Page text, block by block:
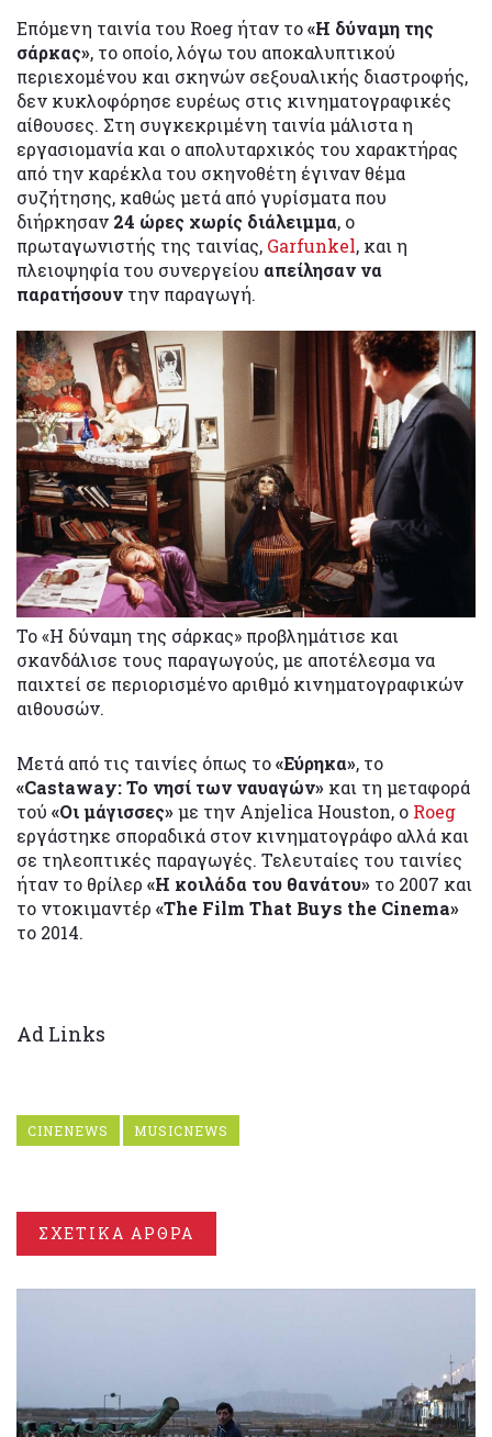
Επόμενη ταινία του Roeg ήταν το«Η δύναμη της
σάρκας», το οποίο, λόγω του αποκαλυπτικού
περιεχομένου και σκηνών σεξουαλικής διαστροφής,
δεν κυκλοφόρησε ευρέως στις κινηματογραφικές
αίθουσες. Στη συγκεκριμένη ταινία μάλιστα η
εργασιομανία και ο απολυταρχικός του χαρακτήρας
από την καρέκλα του σκηνοθέτη έγιναν θέμα
συζήτησης, καθώς μετά από γυρίσματα που
διήρκησαν 24 ώρες χωρίς διάλειμμα, ο
πρωταγωνιστής της ταινίας, Garfunkel, και η
πλειοψηφία του συνεργείου απείλησαν να
παρατήσουν την παραγωγή.
To «Η δύναμη της σάρκας» προβλημάτισε και
σκανδάλισε τους παραγωγούς, με αποτέλεσμα να
παιχτεί σε περιορισμένο αριθμό κινηματογραφικών
αιθουσών.
Μετά από τις ταινίες όπως το«Εύρηκα», το
«Castaway: Το νησί των ναυαγών» και τη μεταφορά
τού «Οι μάγισσες»με την Anjelica Houston, ο Roeg
εργάστηκε σποραδικά στον κινηματογράφο αλλά και
σε τηλεοπτικές παραγωγές. Τελευταίες του ταινίες
ήταν το θρίλερ «Η κοιλάδα του θανάτου» το 2007 και
το ντοκιμαντέρ «The Film That Buys the Cinema»
το 2014.
Ad Links
CINENEWS MUSICNEWS
ΣΧΕΤΙΚΑ ΑΡΘΡΑ